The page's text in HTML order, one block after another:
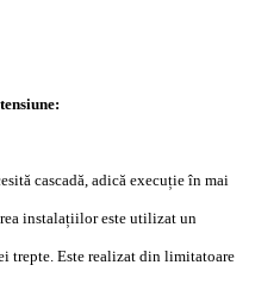
cascadă, adică execuție în mai
instalațiilor este utilizat un
trepte. Este realizat din limitatoare